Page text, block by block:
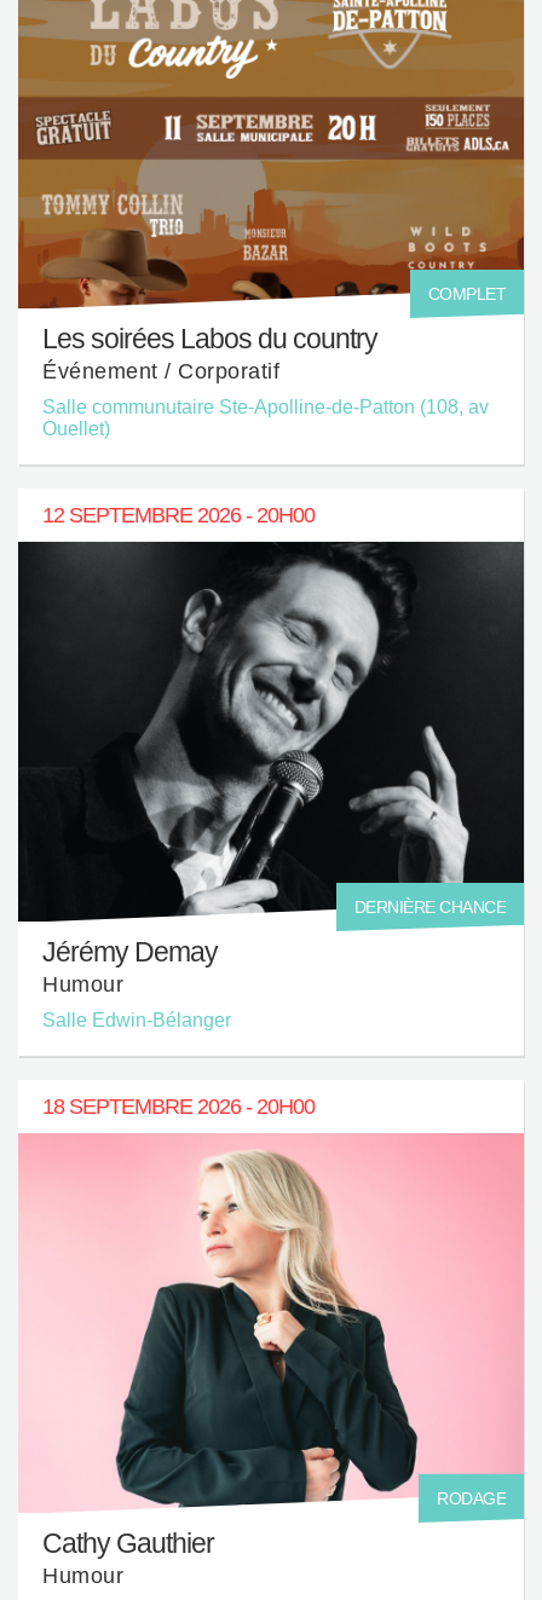
COMPLET
Les soirées Labos du country
Événement / Corporatif
Salle communutaire Ste-Apolline-de-Patton (108, av
Ouellet)
12 SEPTEMBRE 2026 - 20H00
DERNIÈRE CHANCE
Jérémy Demay
Humour
Salle Edwin-Bélanger
18 SEPTEMBRE 2026 - 20H00
RODAGE
Cathy Gauthier
Humour